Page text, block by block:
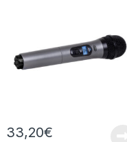
33,20€